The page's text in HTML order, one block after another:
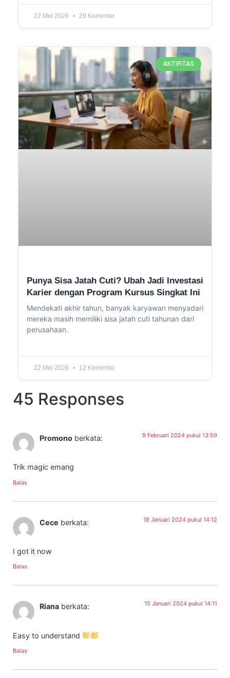
22 Mei 2026 29 Komentar
AKTIFITAS
Punya Sisa Jatah Cuti? Ubah Jadi Investasi
Karier dengan Program Kursus Singkat Ini
Mendekati akhir tahun, banyak karyawan menyadari
mereka masih memiliki sisa jatah cuti tahunan dari
perusahaan.
22 Mei 2026 12 Komentar
45 Responses
Promono berkata: 9 Februari 2024 pukul 13:59
Trik magic emang
Balas
Cece berkata: 18 Januari 2024 pukul 14:12
I got it now
Balas
Riana berkata: 15 Januari 2024 pukul 14:11
Easy to understand
Balas